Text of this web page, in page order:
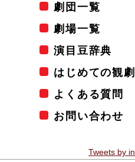
劇団一覧
劇場一覧
演目豆辞典
はじめての観
よくある質問
お問い合わせ
Tweets by